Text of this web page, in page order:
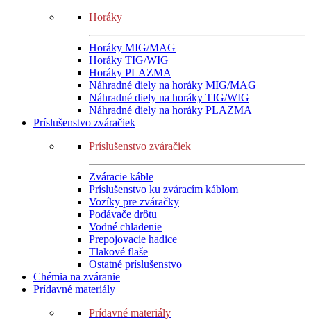
Horáky
Horáky MIG/MAG
Horáky TIG/WIG
Horáky PLAZMA
Náhradné diely na horáky MIG/MAG
Náhradné diely na horáky TIG/WIG
Náhradné diely na horáky PLAZMA
Príslušenstvo zváračiek
Príslušenstvo zváračiek
Zváracie káble
Príslušenstvo ku zváracím káblom
Vozíky pre zváračky
Podávače drôtu
Vodné chladenie
Prepojovacie hadice
Tlakové flaše
Ostatné príslušenstvo
Chémia na zváranie
Prídavné materiály
Prídavné materiály